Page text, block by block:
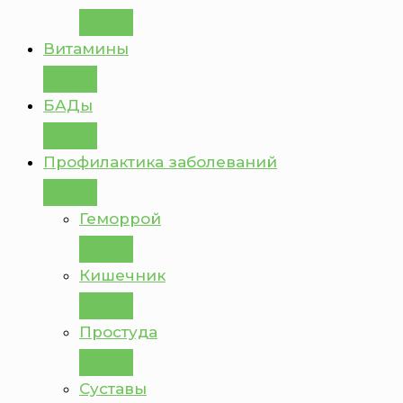
Витамины
БАДы
Профилактика заболеваний
Геморрой
Кишечник
Простуда
Суставы